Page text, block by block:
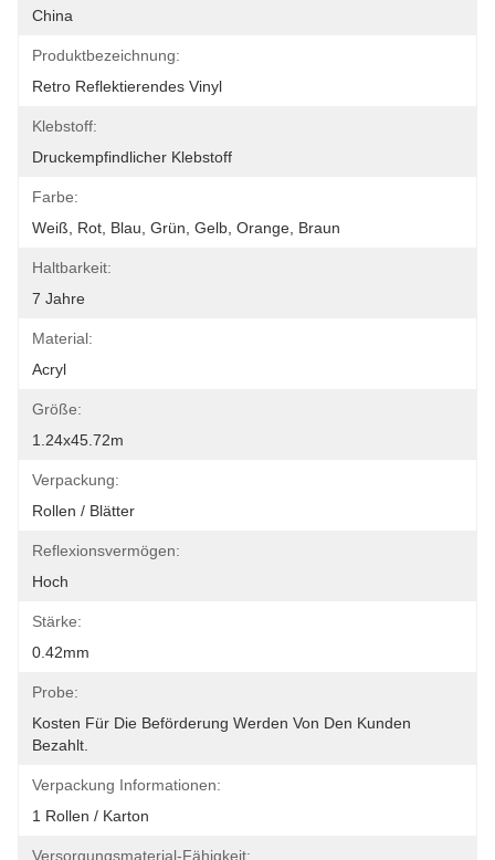
China
Produktbezeichnung:
Retro Reflektierendes Vinyl
Klebstoff:
Druckempfindlicher Klebstoff
Farbe:
Weiß, Rot, Blau, Grün, Gelb, Orange, Braun
Haltbarkeit:
7 Jahre
Material:
Acryl
Größe:
1.24x45.72m
Verpackung:
Rollen / Blätter
Reflexionsvermögen:
Hoch
Stärke:
0.42mm
Probe:
Kosten Für Die Beförderung Werden Von Den Kunden
Bezahlt.
Verpackung Informationen:
1 Rollen / Karton
Versorgungsmaterial-Fähigkeit: